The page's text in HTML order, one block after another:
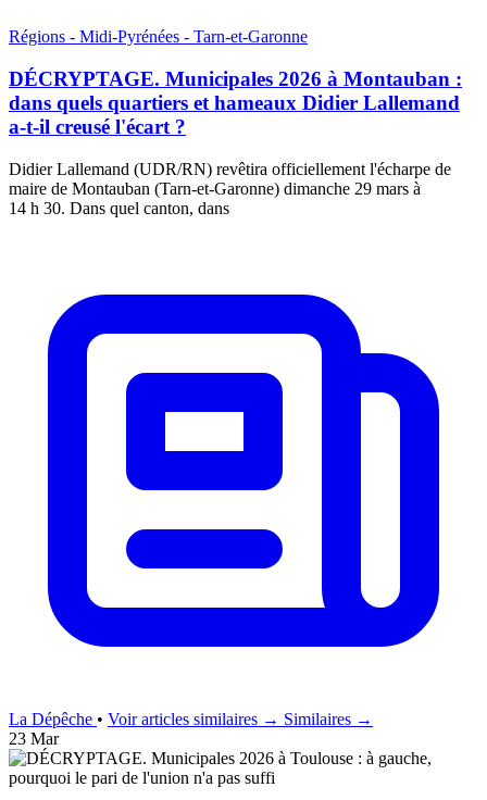
Régions - Midi-Pyrénées - Tarn-et-Garonne
DÉCRYPTAGE. Municipales 2026 à Montauban :
dans quels quartiers et hameaux Didier Lallemand
a-t-il creusé l'écart ?
Didier Lallemand (UDR/RN) revêtira officiellement l'écharpe de
maire de Montauban (Tarn-et-Garonne) dimanche 29 mars à
14 h 30. Dans quel canton, dans
La Dépêche • Voir articles similaires → Similaires →
23 Mar